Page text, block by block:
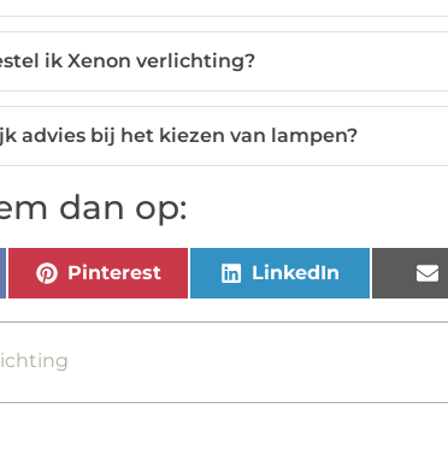
ik Xenon verlichting?
advies bij het kiezen van lampen?
dan op:
Pinterest LinkedIn